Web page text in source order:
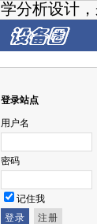
学分析设计
登录站点
用户名
密码
记住我